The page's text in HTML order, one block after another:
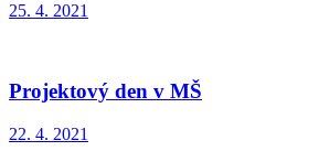
25. 4. 2021
Projektový den v MŠ
22. 4. 2021